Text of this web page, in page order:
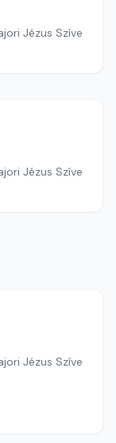
Jézus Szíve
Jézus Szíve
Jézus Szíve